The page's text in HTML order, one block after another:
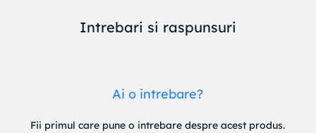
Intrebari si raspunsuri
Ai o intrebare?
Fii primul care pune o intrebare despre acest produs.